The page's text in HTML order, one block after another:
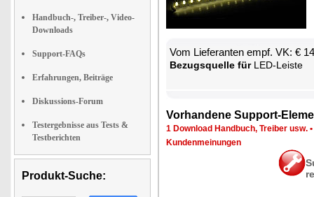
Handbuch-, Treiber-, Video-
Downloads
Support-FAQs
Erfahrungen, Beiträge
Diskussions-Forum
Testergebnisse aus Tests &
Testberichten
Produkt-Suche:
Vom Lie­fe­ran­ten empf. VK: €
Be­zugs­quel­le fürLED-Leis­te
Vor­han­de­ne Sup­port-
1 Down­load Hand­buch, Trei­ber usw. •
Kun­den­mei­nun­gen